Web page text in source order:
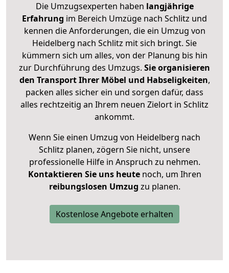
Die Umzugsexperten haben langjährige
Erfahrung im Bereich Umzüge nach Schlitz und
kennen die Anforderungen, die ein Umzug von
Heidelberg nach Schlitz mit sich bringt. Sie
kümmern sich um alles, von der Planung bis hin
zur Durchführung des Umzugs. Sie organisieren
den Transport Ihrer Möbel und Habseligkeiten,
packen alles sicher ein und sorgen dafür, dass
alles rechtzeitig an Ihrem neuen Zielort in Schlitz
ankommt.
Wenn Sie einen Umzug von Heidelberg nach
Schlitz planen, zögern Sie nicht, unsere
professionelle Hilfe in Anspruch zu nehmen.
Kontaktieren Sie uns heutenoch, um Ihren
reibungslosen Umzug zu planen.
Kostenlose Angebote erhalten